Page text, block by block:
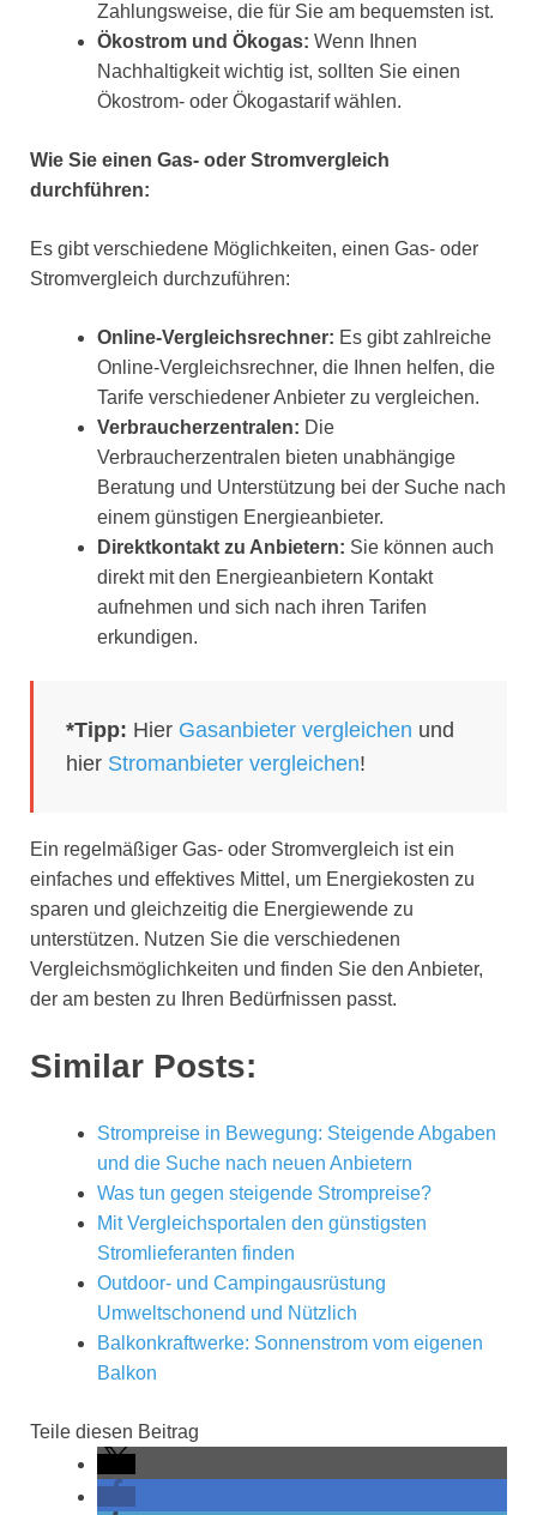
Zahlungsweise, die für Sie am bequemsten ist.
Ökostrom und Ökogas: Wenn Ihnen
Nachhaltigkeit wichtig ist, sollten Sie einen
Ökostrom- oder Ökogastarif wählen.
Wie Sie einen Gas- oder Stromvergleich
durchführen:
Es gibt verschiedene Möglichkeiten, einen Gas- oder
Stromvergleich durchzuführen:
Online-Vergleichsrechner: Es gibt zahlreiche
Online-Vergleichsrechner, die Ihnen helfen, die
Tarife verschiedener Anbieter zu vergleichen.
Verbraucherzentralen: Die
Verbraucherzentralen bieten unabhängige
Beratung und Unterstützung bei der Suche nach
einem günstigen Energieanbieter.
Direktkontakt zu Anbietern: Sie können auch
direkt mit den Energieanbietern Kontakt
aufnehmen und sich nach ihren Tarifen
erkundigen.
*Tipp: Hier Gasanbieter vergleichen und
hier Stromanbieter vergleichen!
Ein regelmäßiger Gas- oder Stromvergleich ist ein
einfaches und effektives Mittel, um Energiekosten zu
sparen und gleichzeitig die Energiewende zu
unterstützen. Nutzen Sie die verschiedenen
Vergleichsmöglichkeiten und finden Sie den Anbieter,
der am besten zu Ihren Bedürfnissen passt.
Similar Posts:
Strompreise in Bewegung: Steigende Abgaben
und die Suche nach neuen Anbietern
Was tun gegen steigende Strompreise?
Mit Vergleichsportalen den günstigsten
Stromlieferanten finden
Outdoor- und Campingausrüstung
Umweltschonend und Nützlich
Balkonkraftwerke: Sonnenstrom vom eigenen
Balkon
Teile diesen Beitrag